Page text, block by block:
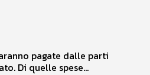
pagate dalle parti
Di quelle spese...